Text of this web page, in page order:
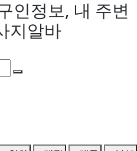
인정보, 내 주변
지알바